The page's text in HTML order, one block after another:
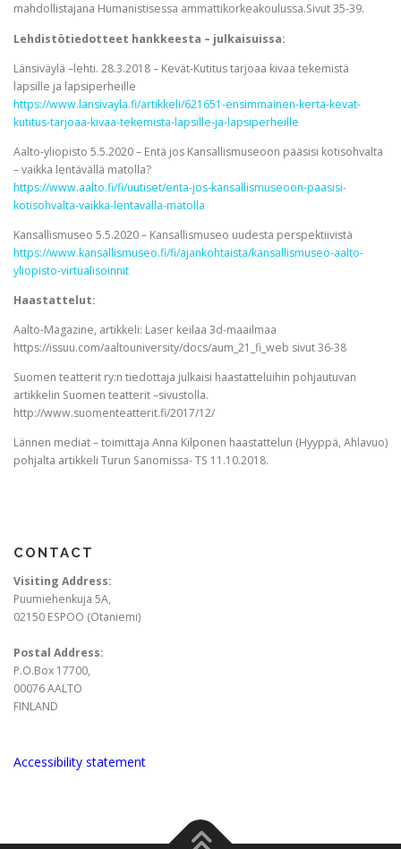
mahdollistajana Humanistisessa ammattikorkeakoulussa.Sivut 35-39.
Lehdistötiedotteet hankkeesta – julkaisuissa:
Länsiväylä –lehti. 28.3.2018 – Kevät-Kutitus tarjoaa kivaa tekemistä
lapsille ja lapsiperheille
https://www.lansivayla.fi/artikkeli/621651-ensimmainen-kerta-kevat-
kutitus-tarjoaa-kivaa-tekemista-lapsille-ja-lapsiperheille
Aalto-yliopisto 5.5.2020 – Entä jos Kansallismuseoon pääsisi kotisohvalta
– vaikka lentävällä matolla?
https://www.aalto.fi/fi/uutiset/enta-jos-kansallismuseoon-paasisi-
kotisohvalta-vaikka-lentavalla-matolla
Kansallismuseo 5.5.2020 – Kansallismuseo uudesta perspektiivistä
https://www.kansallismuseo.fi/fi/ajankohtaista/kansallismuseo-aalto-
yliopisto-virtualisoinnit
Haastattelut:
Aalto-Magazine, artikkeli: Laser keilaa 3d-maailmaa
https://issuu.com/aaltouniversity/docs/aum_21_fi_web sivut 36-38
Suomen teatterit ry:n tiedottaja julkaisi haastatteluihin pohjautuvan
artikkelin Suomen teatterit –sivustolla.
http://www.suomenteatterit.fi/2017/12/
Lännen mediat – toimittaja Anna Kilponen haastattelun (Hyyppä, Ahlavuo)
pohjalta artikkeli Turun Sanomissa- TS 11.10.2018.
CONTACT
Visiting Address:
Puumiehenkuja 5A,
02150 ESPOO (Otaniemi)
Postal Address:
P.O.Box 17700,
00076 AALTO
FINLAND
Accessibility statement